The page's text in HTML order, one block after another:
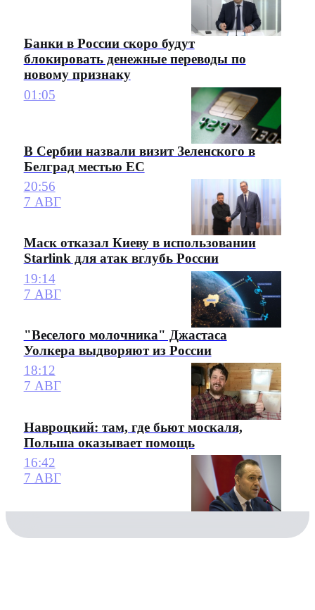
Банки в России скоро будут
блокировать денежные переводы по
новому признаку
01:05
В Сербии назвали визит Зеленского в
Белград местью ЕС
20:56
7 АВГ
Маск отказал Киеву в использовании
Starlink для атак вглубь России
19:14
7 АВГ
"Веселого молочника" Джастаса
Уолкера выдворяют из России
18:12
7 АВГ
Навроцкий: там, где бьют москаля,
Польша оказывает помощь
16:42
7 АВГ